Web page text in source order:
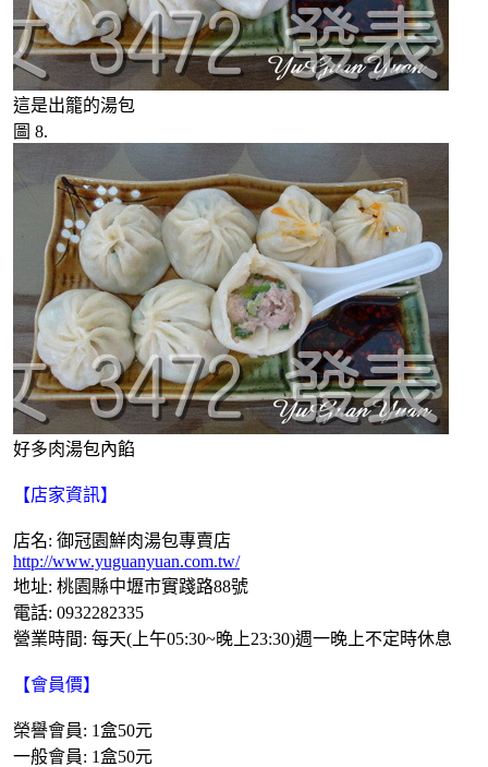
這是出籠的湯包
圖 8.
好多肉湯包內餡
【店家資訊】
店名: 御冠園鮮肉湯包專賣店
http://www.yuguanyuan.com.tw/
地址: 桃園縣中壢市實踐路88號
電話: 0932282335
營業時間: 每天(上午05:30~晚上23:30)週一晚上不定時休息
【會員價】
榮譽會員: 1盒50元
一般會員: 1盒50元